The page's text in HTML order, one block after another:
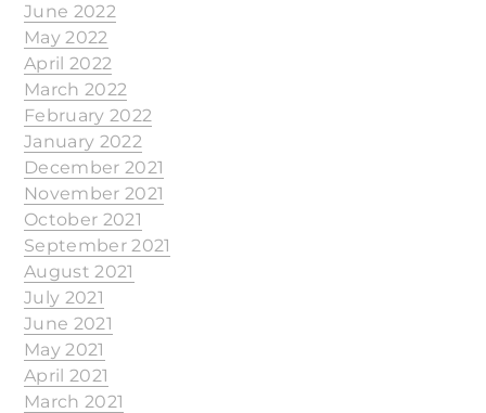
June 2022
May 2022
April 2022
March 2022
February 2022
January 2022
December 2021
November 2021
October 2021
September 2021
August 2021
July 2021
June 2021
May 2021
April 2021
March 2021